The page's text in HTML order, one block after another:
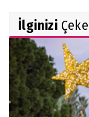
İlginizi